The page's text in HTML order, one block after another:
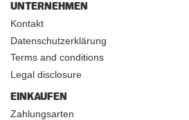
UNTERNEHMEN
Kontakt
Datenschutzerklärung
Terms and conditions
Legal disclosure
EINKAUFEN
Zahlungsarten